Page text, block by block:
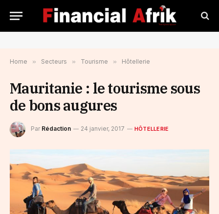
Home » Secteurs » Tourisme » Hôtellerie
Mauritanie : le tourisme sous
de bons augures
Par Rédaction 24 janvier, 2017 HÔTELLERIE